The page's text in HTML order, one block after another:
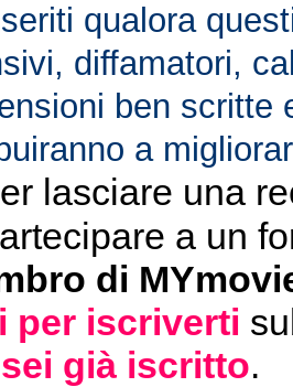
qualora
diffamatori,
ben scritte
a
lasciare una
a un
di
per iscriverti
già iscritto.